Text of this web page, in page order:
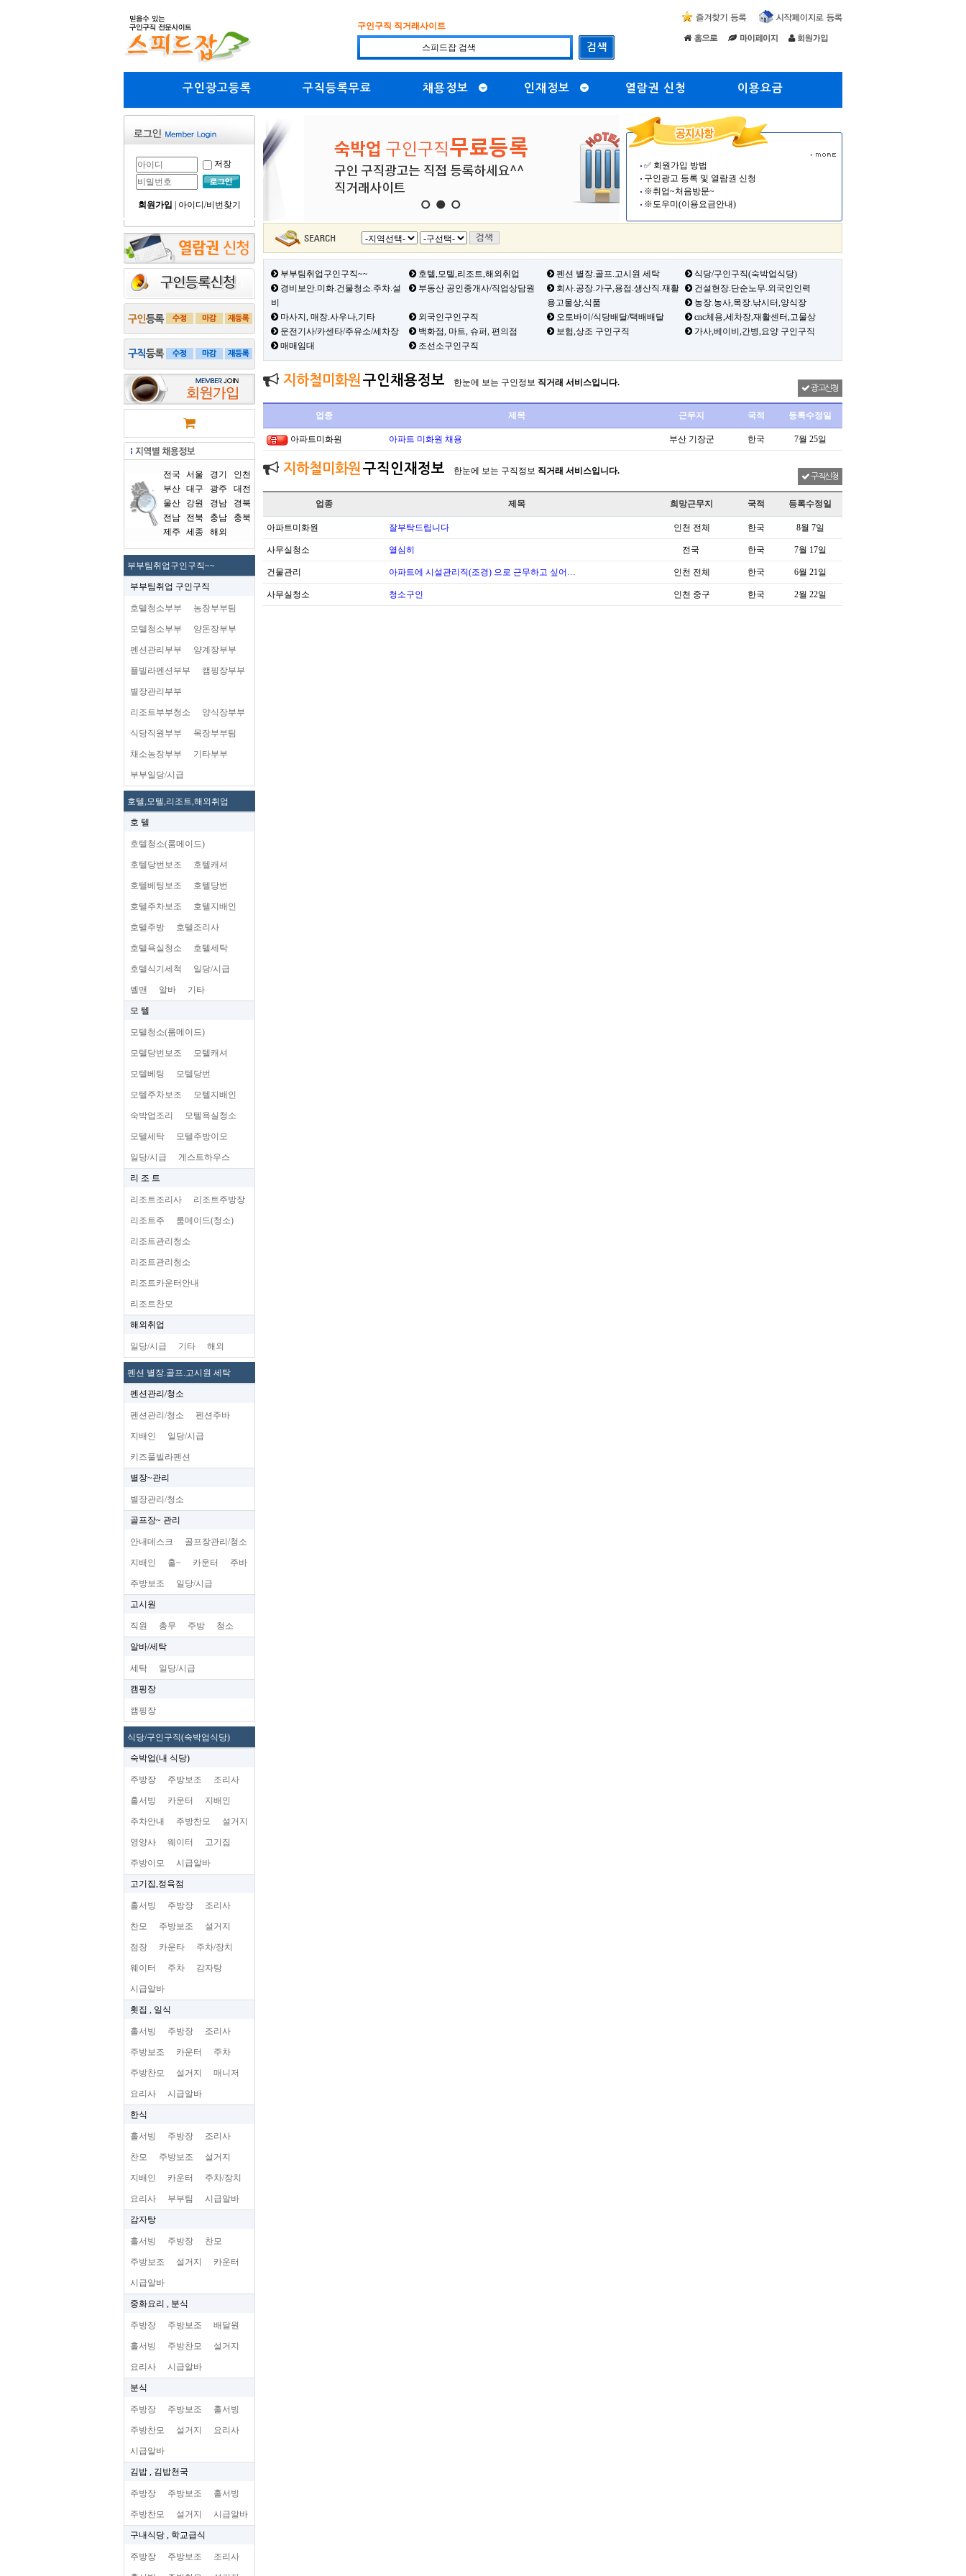
구인구직 직거래사이트
구인광고등록 구직등록무료 채용정보 인재정보 열람권 신청 이용요금
저장
회원가입 아이디/비번찾기
전국 서울 경기
인천
부산 대구 광주
대전
울산
강원 경남
경북
전남
전북 충남
충북
제주
세종 해외
부부팀취업구인구직~~
부부팀취업 구인구직
호텔청소부부 농장부부팀
모텔청소부부 양돈장부부
펜션관리부부 양계장부부
플빌라펜션부부 캠핑장부부
별장관리부부
리조트부부청소 양식장부부
식당직원부부 목장부부팀
채소농장부부 기타부부
부부일당/시급
호텔,모텔,리조트,해외취업
호 텔
호텔청소(룸메이드)
호텔당번보조 호텔캐셔
호텔베팅보조 호텔당번
호텔주차보조 호텔지배인
호텔주방 호텔조리사
호텔욕실청소 호텔세탁
호텔식기세척 일당/시급
벨맨 알바 기타
모 텔
모텔청소(룸메이드)
모텔당번보조 모텔캐셔
모텔베팅 모텔당번
모텔주차보조 모텔지배인
숙박업조리 모텔욕실청소
모텔세탁 모텔주방이모
일당/시급 게스트하우스
리 조 트
리조트조리사 리조트주방장
리조트주 룸메이드(청소)
리조트관리청소
리조트관리청소
리조트카운터안내
리조트찬모
해외취업
일당/시급 기타 해외
펜션 별장.골프.고시원 세탁
펜션관리/청소
펜션관리/청소 펜션주바
지배인 일당/시급
키즈풀빌라펜션
별장~관리
별장관리/청소
골프장~ 관리
안내데스크 골프장관리/청소
지배인 홀~ 카운터 주바
주방보조 일당/시급
고시원
직원 총무 주방 청소
알바/세탁
세탁 일당/시급
캠핑장
캠핑장
식당/구인구직(숙박업식당)
숙박업(내 식당)
주방장 주방보조 조리사
홀서빙 카운터 지배인
주차안내 주방찬모 설거지
영양사 웨이터 고기집
주방이모 시급알바
고기집,정육점
홀서빙 주방장 조리사
찬모 주방보조 설거지
점장 카운타 주차/장치
웨이터 주차 감자탕
시급알바
횟집 , 일식
홀서빙 주방장 조리사
주방보조 카운터 주차
주방찬모 설거지 매니저
요리사 시급알바
한식
홀서빙 주방장 조리사
찬모 주방보조 설거지
지배인 카운터 주차/장치
요리사 부부팀 시급알바
감자탕
홀서빙 주방장 찬모
주방보조 설거지 카운터
시급알바
중화요리 , 분식
주방장 주방보조 배달원
홀서빙 주방찬모 설거지
요리사 시급알바
분식
주방장 주방보조 홀서빙
주방찬모 설거지 요리사
시급알바
김밥 , 김밥천국
주방장 주방보조 홀서빙
주방찬모 설거지 시급알바
구내식당 , 학교급식
주방장 주방보조 조리사
✅ 회원가입 방법
구인광고 등록 및 열람권 신청
※취업~처음방문~
※도우미(이용요금안내)
부부팀취업구인구직~~ 호텔,모텔,리조트,해외취업 펜션 별장.골프.고시원 세탁
식당/구인구직(숙박업식당)
경비보안.미화.건물청소.주차.설
비
부동산 공인중개사/직업상담원
회사.공장.가구,용접.생산직.재활
용고물상,식품
건설현장.단순노무.외국인인력
농장.농사,목장.낚시터,양식장
마사지, 매장.사우나,기타
외국인구인구직 오토바이/식당배달/택배배달
cnc체용,세차장,재활센터,고물상
운전기사/카센타/주유소/세차장
백화점, 마트, 슈퍼, 편의점 보험,상조 구인구직
가사,베이비,간병,요양 구인구직
매매임대
조선소구인구직
지하철미화원 구인채용정보 한눈에 보는 구인정보 직거래 서비스입니다.
광고신청
업종 제목 근무지 국적 등록수정일
아파트미화원 아파트 미화원 채용 부산 기장군 한국 7월 25일
지하철미화원 구직인재정보 한눈에 보는 구직정보 직거래 서비스입니다.
구직신청
업종 제목 희망근무지 국적 등록수정일
아파트미화원 잘부탁드립니다 인천 전체 한국 8월 7일
사무실청소 열심히 전국 한국 7월 17일
건물관리 아파트에 시설관리직(조경) 으로 근무하고 싶어… 인천 전체 한국 6월 21일
사무실청소 청소구인 인천 중구 한국 2월 22일